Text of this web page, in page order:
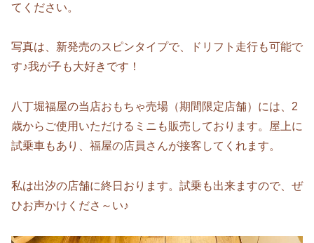
てください。
写真は、新発売のスピンタイプで、ドリフト走行も可能で
す♪我が子も大好きです！
八丁堀福屋の当店おもちゃ売場（期間限定店舗）には、2
歳からご使用いただけるミニも販売しております。屋上に
試乗車もあり、福屋の店員さんが接客してくれます。
私は出汐の店舗に終日おります。試乗も出来ますので、ぜ
ひお声かけくださ～い♪